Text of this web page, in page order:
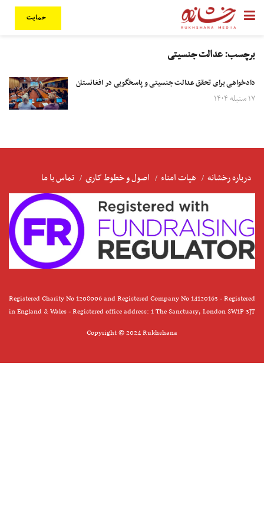
حمایت
برچسب:عدالت جنسیتی
دادخواهی برای تحقق عدالت جنسیتی و پاسخگویی در افغانستان
۱۷ سنبله ۱۴۰۴
درباره رخشانه هیات امناء اصول و خطوط کاری تماس با ما
Registered Charity No 1208006 and Registered Company No 14120163 - Registered
in England & Wales - Registered office address: 1 The Sanctuary, London SW1P 3JT
Copyright © 2024 Rukhshana